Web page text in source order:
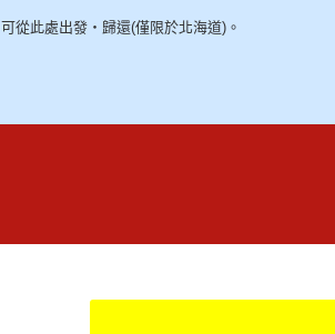
可從此處出發・歸還(僅限於北海道)。